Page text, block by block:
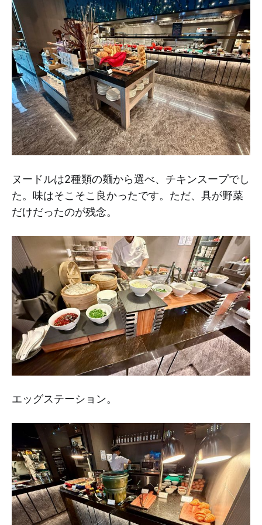
ヌードルは2種類の麺から選べ、チキンスープでし
た。味はそこそこ良かったです。ただ、具が野菜
だけだったのが残念。
エッグステーション。